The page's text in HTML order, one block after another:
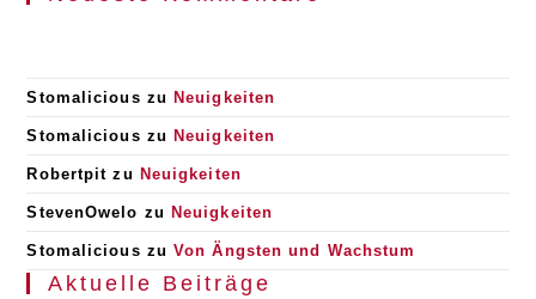
Stomalicious zuNeuigkeiten
Stomalicious zuNeuigkeiten
Robertpit zu Neuigkeiten
StevenOwelo zu Neuigkeiten
Stomalicious zuVon Ängsten und Wachstum
Aktuelle Beiträge